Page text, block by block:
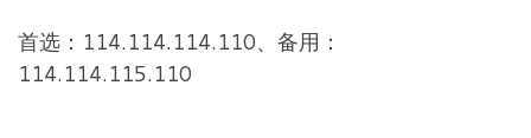
首选：114.114.114.110、备用：
114.114.115.110